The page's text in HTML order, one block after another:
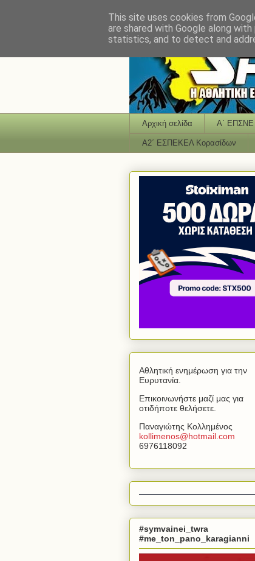
Αρχική σελίδα Α΄ ΕΠΣΝΕ
Α2΄ ΕΣΠΕΚΕΛ Κορασίδων
Αθλητική ενημέρωση για την
Ευρυτανία.
Επικοινωνήστε μαζί μας για
οτιδήποτε θελήσετε.
Παναγιώτης Κολλημένος
kollimenos@hotmail com
6976118092
#symvainei_twra
#me_ton_pano_karagianni
This site uses cookies from
are shared with Google along
statistics, and to detect and